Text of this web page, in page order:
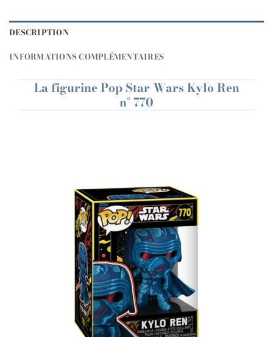
DESCRIPTION
INFORMATIONS COMPLÉMENTAIRES
La figurine Pop Star Wars Kylo Ren
n° 770